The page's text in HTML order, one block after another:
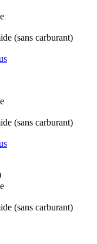
(sans carburant)
(sans carburant)
(sans carburant)